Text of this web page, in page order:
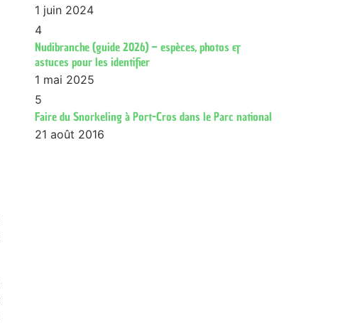
1 juin 2024
4
Nudibranche (guide 2026) – espèces, photos &
astuces pour les identifier
1 mai 2025
5
Faire du Snorkeling à Port-Cros dans le Parc national
21 août 2016